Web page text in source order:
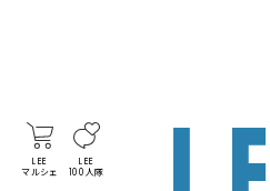
LEE
マルシェ
LEE
100人隊